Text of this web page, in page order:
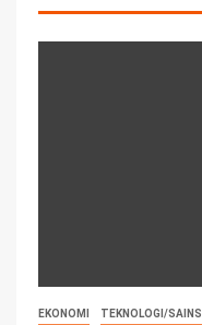
EKONOMI TEKNOLOGI/SAINS